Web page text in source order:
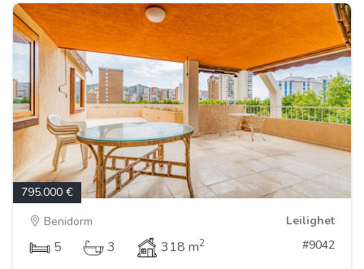
795.000 €
Benidorm
Leilighet
5 3 318 m2 #9042